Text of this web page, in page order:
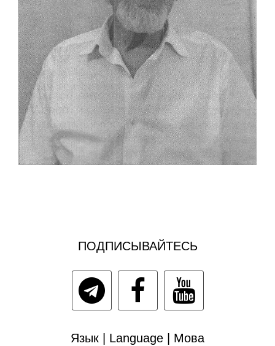
ПОДПИСЫВАЙТЕСЬ
Язык | Language | Мова